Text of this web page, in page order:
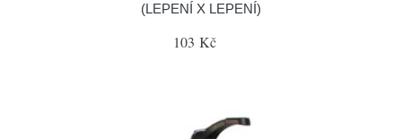
(LEPENÍ X LEPENÍ)
103 Kč